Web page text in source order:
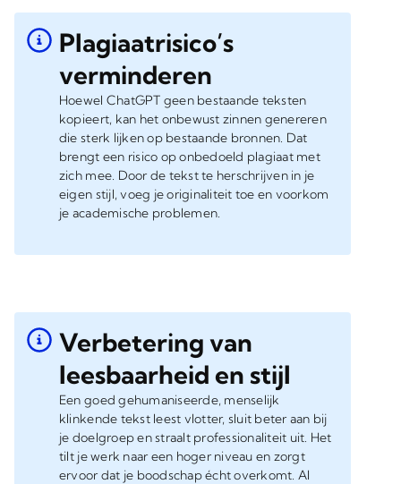
Plagiaatrisico’s
verminderen
Hoewel ChatGPT geen bestaande teksten
kopieert, kan het onbewust zinnen genereren
die sterk lijken op bestaande bronnen. Dat
brengt een risico op onbedoeld plagiaat met
zich mee. Door de tekst te herschrijven in je
eigen stijl, voeg je originaliteit toe en voorkom
je academische problemen.
Verbetering van
leesbaarheid en stijl
Een goed gehumaniseerde, menselijk
klinkende tekst leest vlotter, sluit beter aan bij
je doelgroep en straalt professionaliteit uit. Het
tilt je werk naar een hoger niveau en zorgt
ervoor dat je boodschap écht overkomt. AI